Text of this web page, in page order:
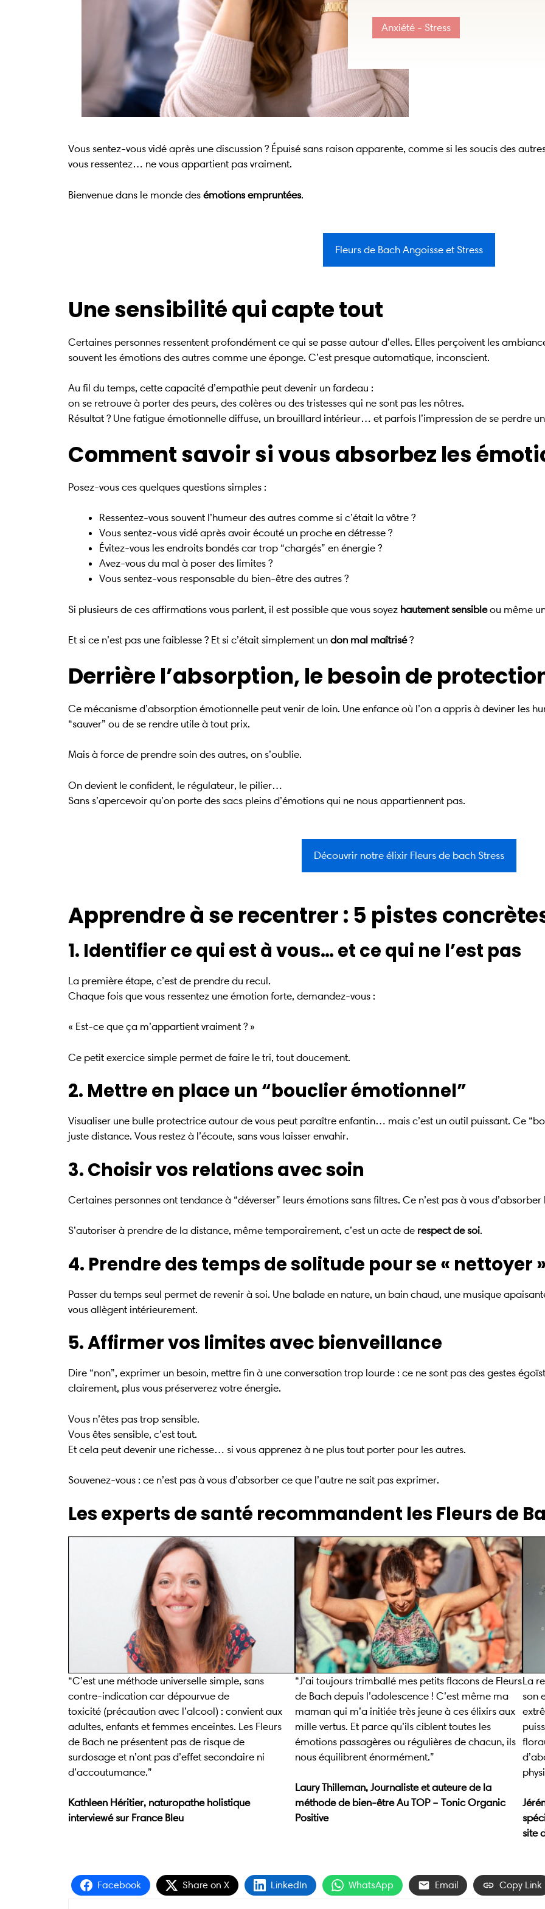
Anxiété - Stress
Vous sentez-vous vidé après une discussion ? Épuisé sans raison apparente, comme si les soucis des
vous ressentez… ne vous appartient pas vraiment.
Bienvenue dans le monde des émotions empruntées.
Fleurs de Bach Angoisse et Stress
Une sensibilité qui capte tout
Certaines personnes ressentent profondément ce qui se passe autour d’elles. Elles perçoivent les
souvent les émotions des autres comme une éponge. C’est presque automatique, inconscient.
Au fil du temps, cette capacité d’empathie peut devenir un fardeau :
on se retrouve à porter des peurs, des colères ou des tristesses qui ne sont pas les nôtres.
Résultat ? Une fatigue émotionnelle diffuse, un brouillard intérieur… et parfois l’impression de se perdre
Comment savoir si vous absorbez les
Posez-vous ces quelques questions simples :
Ressentez-vous souvent l’humeur des autres comme si c’était la vôtre ?
Vous sentez-vous vidé après avoir écouté un proche en détresse ?
Évitez-vous les endroits bondés car trop “chargés” en énergie ?
Avez-vous du mal à poser des limites ?
Vous sentez-vous responsable du bien-être des autres ?
Si plusieurs de ces affirmations vous parlent, il est possible que vous soyez hautement sensibleou même
Et si ce n’est pas une faiblesse ? Et si c’était simplement un don mal maîtrisé?
Derrière l’absorption, le besoin de
Ce mécanisme d’absorption émotionnelle peut venir de loin. Une enfance où l’on a appris à deviner les
“sauver” ou de se rendre utile à tout prix.
Mais à force de prendre soin des autres, on s’oublie.
On devient le confident, le régulateur, le pilier…
Sans s’apercevoir qu’on porte des sacs pleins d’émotions qui ne nous appartiennent pas.
Découvrir notre élixir Fleurs de bach Stress
Apprendre à se recentrer : 5 pistes
1. Identifier ce qui est à vous… et ce qui ne l’est pas
La première étape, c’est de prendre du recul.
Chaque fois que vous ressentez une émotion forte, demandez-vous :
« Est-ce que ça m’appartient vraiment ? »
Ce petit exercice simple permet de faire le tri, tout doucement.
2. Mettre en place un “bouclier émotionnel”
Visualiser une bulle protectrice autour de vous peut paraître enfantin… mais c’est un outil puissant. Ce
juste distance. Vous restez à l’écoute, sans vous laisser envahir.
3. Choisir vos relations avec soin
Certaines personnes ont tendance à “déverser” leurs émotions sans filtres. Ce n’est pas à vous
S’autoriser à prendre de la distance, même temporairement, c’est un acte de respect de soi.
4. Prendre des temps de solitude pour se « nettoyer
Passer du temps seul permet de revenir à soi. Une balade en nature, un bain chaud, une musique
vous allègent intérieurement.
5. Affirmer vos limites avec bienveillance
Dire “non”, exprimer un besoin, mettre fin à une conversation trop lourde : ce ne sont pas des gestes
clairement, plus vous préserverez votre énergie.
Vous n’êtes pas trop sensible.
Vous êtes sensible, c’est tout.
Et cela peut devenir une richesse… si vous apprenez à ne plus tout porter pour les autres.
Souvenez-vous : ce n’est pas à vous d’absorber ce que l’autre ne sait pas exprimer.
Les experts de santé recommandent les Fleurs de
“C’est une méthode universelle simple, sans
contre-indication car dépourvue de
toxicité (précaution avec l’alcool) : convient aux
adultes, enfants et femmes enceintes. Les Fleurs
de Bach ne présentent pas de risque de
surdosage et n’ont pas d’effet secondaire ni
d’accoutumance.”
Kathleen Héritier, naturopathe holistique
interviewé sur France Bleu
“J’ai toujours trimballé mes petits flacons de Fleurs
de Bach depuis l’adolescence ! C’est même ma
maman qui m’a initiée très jeune à ces élixirs aux
mille vertus. Et parce qu’ils ciblent toutes les
émotions passagères ou régulières de chacun, ils
nous équilibrent énormément.”
Laury Thilleman, Journaliste et auteure de la
méthode de bien-être Au TOP – Tonic Organic
Positive
La
son
site
Facebook Share on X LinkedIn WhatsApp Email Copy Link